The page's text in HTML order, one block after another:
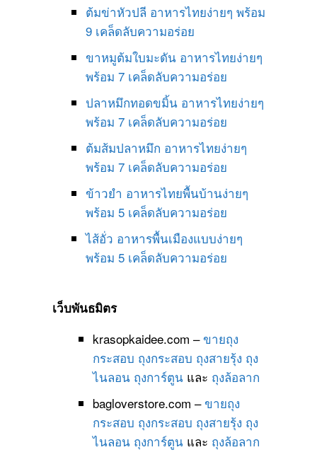
ต้มข่าหัวปลี อาหารไทยง่ายๆ พร้อม
9 เคล็ดลับความอร่อย
ขาหมูต้มใบมะดัน อาหารไทยง่ายๆ
พร้อม 7 เคล็ดลับความอร่อย
ปลาหมึกทอดขมิ้น อาหารไทยง่ายๆ
พร้อม 7 เคล็ดลับความอร่อย
ต้มส้มปลาหมึก อาหารไทยง่ายๆ
พร้อม 7 เคล็ดลับความอร่อย
ข้าวยำ อาหารไทยพื้นบ้านง่ายๆ
พร้อม 5 เคล็ดลับความอร่อย
ไส้อั่ว อาหารพื้นเมืองแบบง่ายๆ
พร้อม 5 เคล็ดลับความอร่อย
เว็บพันธมิตร
krasopkaidee.com –ขายถุง
กระสอบ ถุงกระสอบ ถุงสายรุ้ง ถุง
ไนลอน ถุงการ์ตูนและ ถุงล้อลาก
bagloverstore.com –ขายถุง
กระสอบ ถุงกระสอบ ถุงสายรุ้ง ถุง
ไนลอน ถุงการ์ตูนและ ถุงล้อลาก